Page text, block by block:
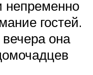
непременно
гостей.
она